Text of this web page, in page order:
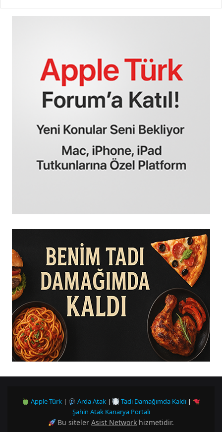
Apple Türk| Arda Atak| Tadı Damağımda Kaldı |
Şahin Atak Kanarya Portalı
Bu sitelerAsist Network hizmetidir.